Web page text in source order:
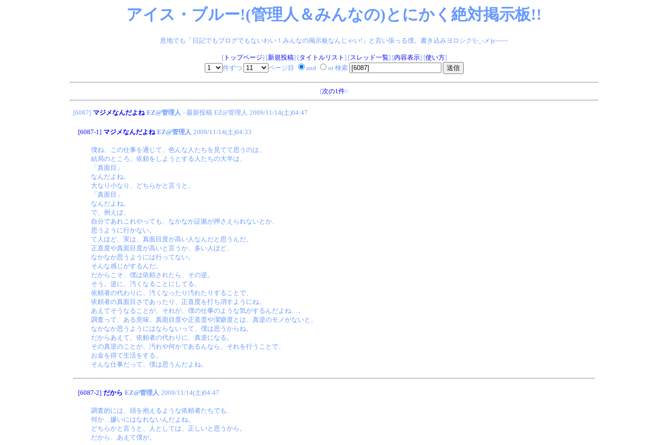
アイス・ブルー!(管理人＆みんなの)とにかく絶対掲示板!!
意地でも「日記でもブログでもないわい！みんなの掲示板なんじゃい!」と言い張っる僕。書き込みヨロシク!(-_-メ)y-~~~
[トップページ] [新規投稿] [タイトルリスト ] [スレッド一覧] [内容表示] [使い方]
件ずつ
ページ目 and or 検索
[次の1件>
[6087] マジメなんだよね EZ@管理人 - 最新投稿 EZ@管理人 2009/11/14(土)04:47
[6087-1] マジメなんだよね EZ@管理人 2009/11/14(土)04:33
僕ね、この仕事を通じて、色んな人たちを見てて思うのは、
結局のところ、依頼をしようとする人たちの大半は、
「真面目」
なんだよね。
大なり小なり、どちらかと言うと、
「真面目」
なんだよね。
で、例えば、
自分であれこれやっても、なかなか証拠が押さえられないとか、
思うように行かない。
て人ほど、実は、真面目度が高い人なんだと思うんだ。
正直度や真面目度が高いと言うか、多い人ほど、
なかなか思うようには行ってない。
そんな感じがするんだ。
だからこそ、僕は依頼されたら、その逆。
そう。逆に、汚くなることにしてる。
依頼者の代わりに、汚くなったり汚れたりすることで、
依頼者の真面目さであったり、正直度を打ち消すようにね。
あえてそうなることが、それが、僕の仕事のような気がするんだよね…。
調査って、ある意味、真面目度や正直度や潔癖度とは、真逆のモノがないと、
なかなか思うようにはならないって、僕は思うからね。
だからあえて、依頼者の代わりに、真逆になる。
その真逆のことが、汚れや何かであるんなら、それを行うことで、
お金を得て生活をする。
そんな仕事だって、僕は思うんだよね。
[6087-2] だから EZ@管理人 2009/11/14(土)04:47
調査的には、頭を抱えるような依頼者たちでも、
何か…嫌いにはなれないんだよね。
どちらかと言うと、人としては、正しいと思うから。
だから、あえて僕が。